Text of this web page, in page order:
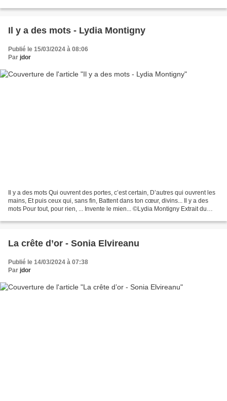
Il y a des mots - Lydia Montigny
Publié le 15/03/2024 à 08:06
Par jdor
Il y a des mots Qui ouvrent des portes, c’est certain, D’autres qui ouvrent les
mains, Et puis ceux qui, sans fin, Battent dans ton cœur, divins... Il y a des
mots Pour tout, pour rien, ... Invente le mien... ©Lydia Montigny Extrait du
La crête d’or - Sonia Elvireanu
Publié le 14/03/2024 à 07:38
Par jdor